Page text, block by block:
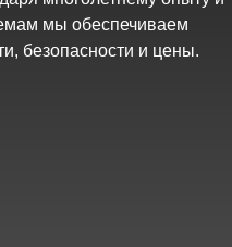
мы обеспечиваем
безопасности и цены.